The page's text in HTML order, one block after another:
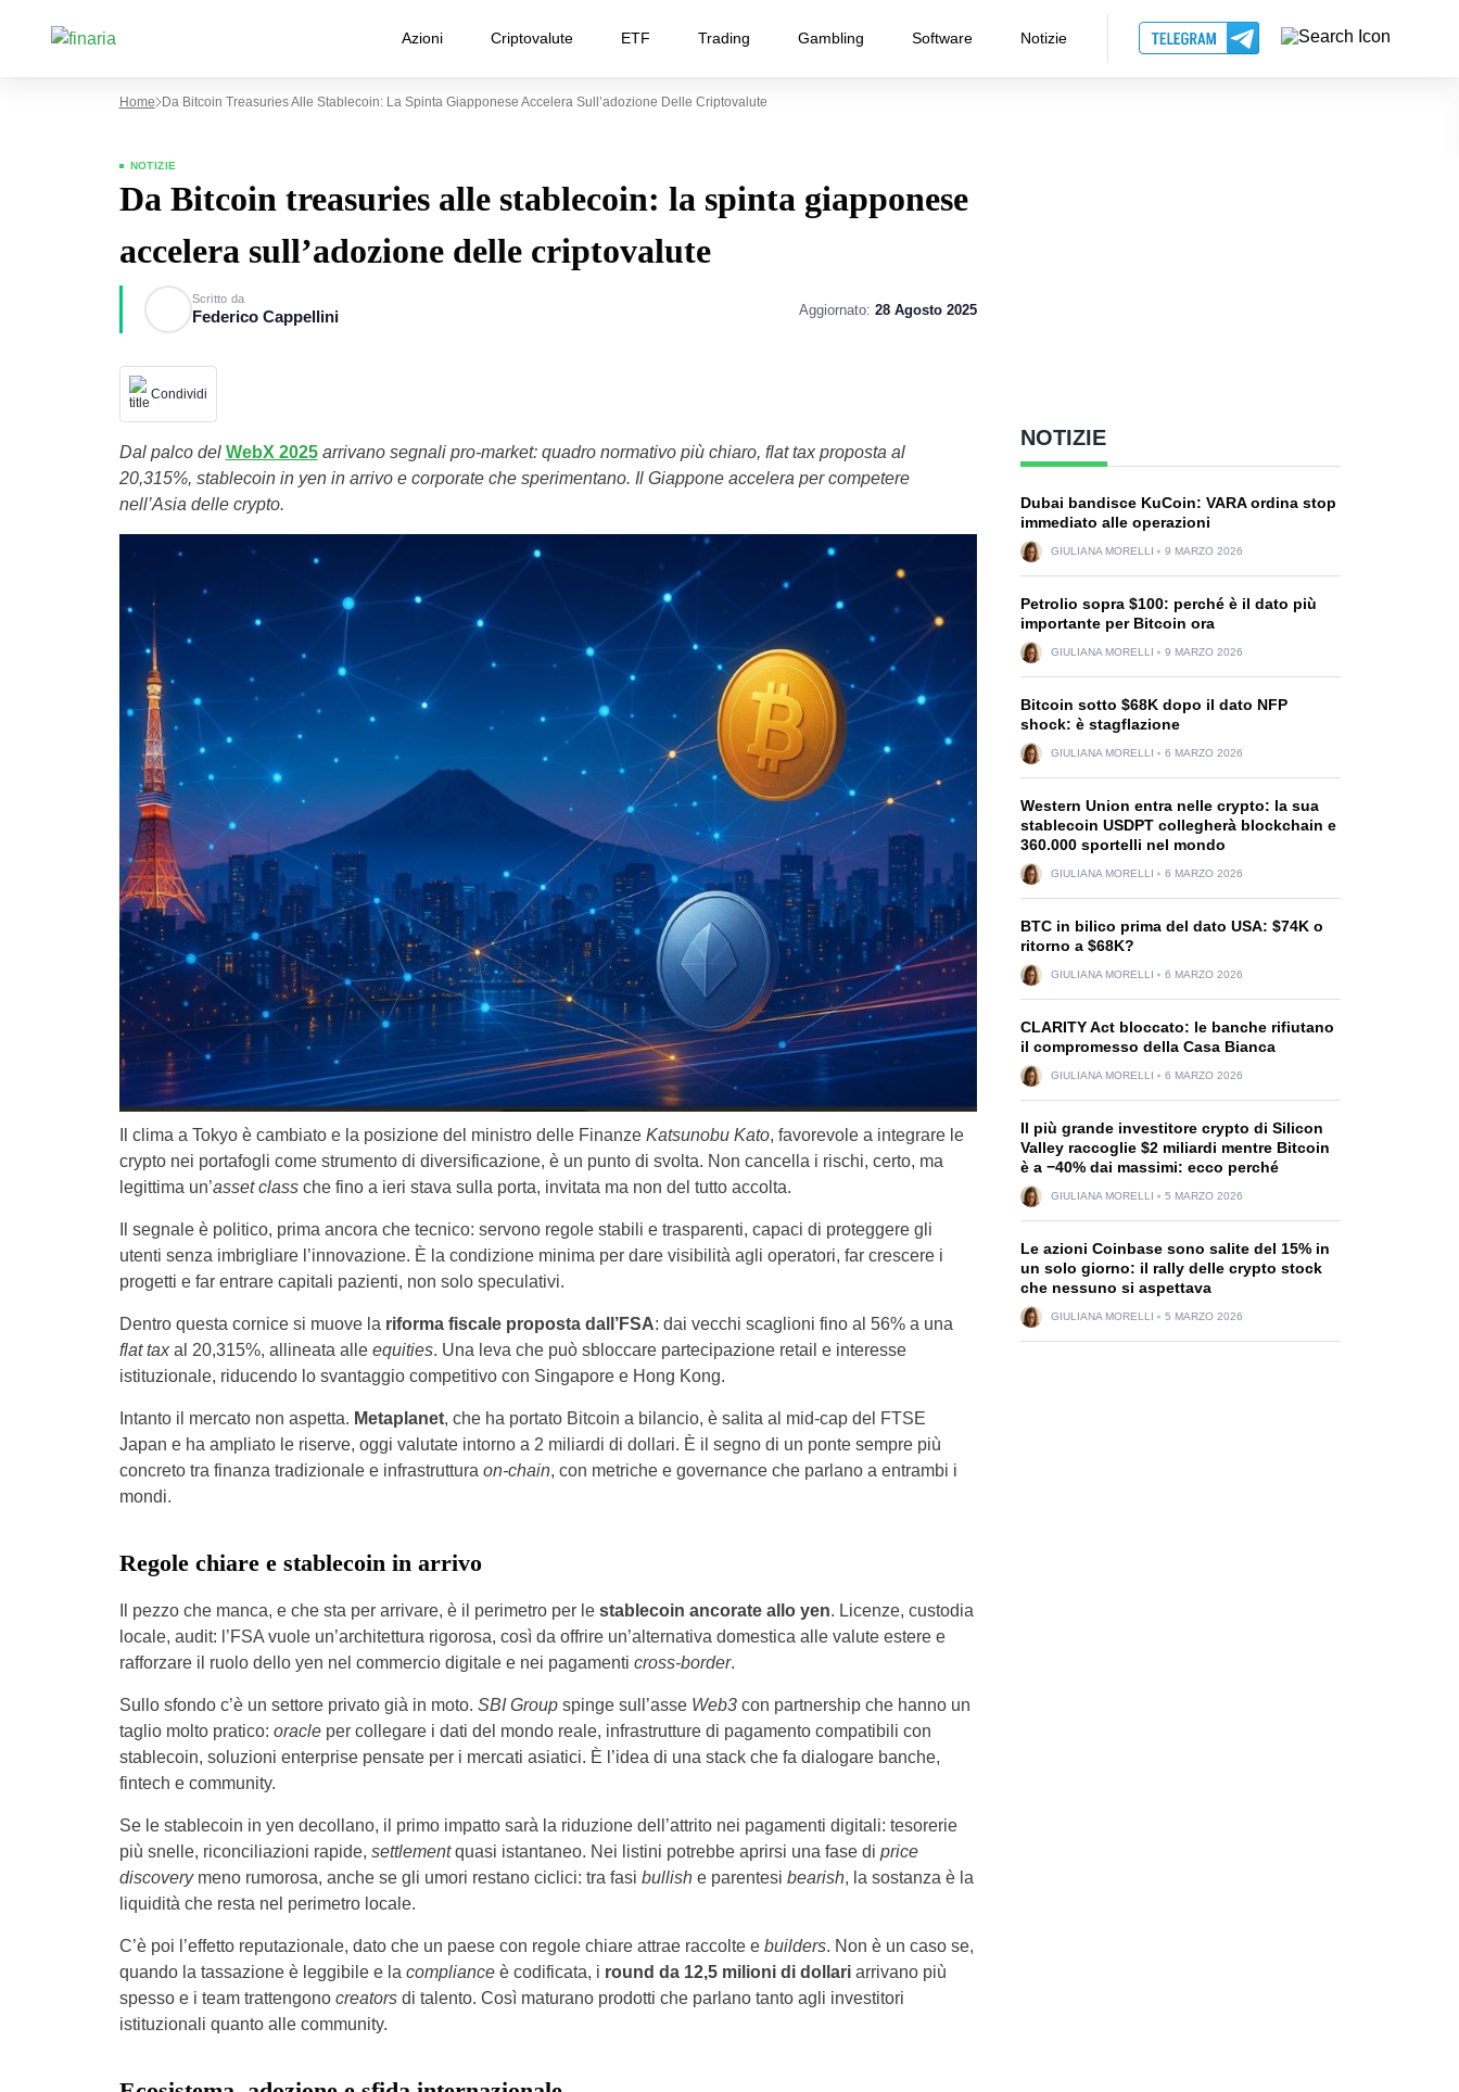
Azioni Criptovalute ETF Trading Gambling Software Notizie
Home Da Bitcoin Treasuries Alle Stablecoin: La Spinta Giapponese Accelera Sull’adozione Delle Criptovalute
NOTIZIE
Da Bitcoin treasuries alle stablecoin: la spinta giapponese
accelera sull’adozione delle criptovalute
Scritto da
Federico Cappellini Aggiornato: 28 Agosto 2025
Condividi
Dal palco del WebX 2025arrivano segnali pro-market: quadro normativo più chiaro, flat tax proposta al
20,315%, stablecoin in yen in arrivo e corporate che sperimentano. Il Giappone accelera per competere
nell’Asia delle crypto.
Il clima a Tokyo è cambiato e la posizione del ministro delle Finanze Katsunobu Kato, favorevole a integrare le
crypto nei portafogli come strumento di diversificazione, è un punto di svolta. Non cancella i rischi, certo, ma
legittima un’asset classche fino a ieri stava sulla porta, invitata ma non del tutto accolta.
Il segnale è politico, prima ancora che tecnico: servono regole stabili e trasparenti, capaci di proteggere gli
utenti senza imbrigliare l’innovazione. È la condizione minima per dare visibilità agli operatori, far crescere i
progetti e far entrare capitali pazienti, non solo speculativi.
Dentro questa cornice si muove la riforma fiscale proposta dall’FSA: dai vecchi scaglioni fino al 56% a una
flat taxal 20,315%, allineata alle equities. Una leva che può sbloccare partecipazione retail e interesse
istituzionale, riducendo lo svantaggio competitivo con Singapore e Hong Kong.
Intanto il mercato non aspetta. Metaplanet, che ha portato Bitcoin a bilancio, è salita al mid-cap del FTSE
Japan e ha ampliato le riserve, oggi valutate intorno a 2 miliardi di dollari. È il segno di un ponte sempre più
concreto tra finanza tradizionale e infrastruttura on-chain, con metriche e governance che parlano a entrambi i
mondi.
Regole chiare e stablecoin in arrivo
Il pezzo che manca, e che sta per arrivare, è il perimetro per le stablecoin ancorate allo yen. Licenze, custodia
locale, audit: l’FSA vuole un’architettura rigorosa, così da offrire un’alternativa domestica alle valute estere e
rafforzare il ruolo dello yen nel commercio digitale e nei pagamenti cross-border.
Sullo sfondo c’è un settore privato già in moto. SBI Groupspinge sull’asse Web3con partnership che hanno un
taglio molto pratico: oracleper collegare i dati del mondo reale, infrastrutture di pagamento compatibili con
stablecoin, soluzioni enterprise pensate per i mercati asiatici. È l’idea di una stack che fa dialogare banche,
fintech e community.
Se le stablecoin in yen decollano, il primo impatto sarà la riduzione dell’attrito nei pagamenti digitali: tesorerie
più snelle, riconciliazioni rapide, settlementquasi istantaneo. Nei listini potrebbe aprirsi una fase di price
discoverymeno rumorosa, anche se gli umori restano ciclici: tra fasi bullishe parentesi bearish, la sostanza è la
liquidità che resta nel perimetro locale.
C’è poi l’effetto reputazionale, dato che un paese con regole chiare attrae raccolte e builders. Non è un caso se,
quando la tassazione è leggibile e la complianceè codificata, i round da 12,5 milioni di dollari arrivano più
spesso e i team trattengono creatorsdi talento. Così maturano prodotti che parlano tanto agli investitori
istituzionali quanto alle community.
NOTIZIE
Dubai bandisce KuCoin: VARA ordina stop
immediato alle operazioni
GIULIANA MORELLI 9 MARZO 2026
Petrolio sopra $100: perché è il dato più
importante per Bitcoin ora
GIULIANA MORELLI 9 MARZO 2026
Bitcoin sotto $68K dopo il dato NFP
shock: è stagflazione
GIULIANA MORELLI 6 MARZO 2026
Western Union entra nelle crypto: la sua
stablecoin USDPT collegherà blockchain e
360.000 sportelli nel mondo
GIULIANA MORELLI 6 MARZO 2026
BTC in bilico prima del dato USA: $74K o
ritorno a $68K?
GIULIANA MORELLI 6 MARZO 2026
CLARITY Act bloccato: le banche rifiutano
il compromesso della Casa Bianca
GIULIANA MORELLI 6 MARZO 2026
Il più grande investitore crypto di Silicon
Valley raccoglie $2 miliardi mentre Bitcoin
è a −40% dai massimi: ecco perché
GIULIANA MORELLI 5 MARZO 2026
Le azioni Coinbase sono salite del 15% in
un solo giorno: il rally delle crypto stock
che nessuno si aspettava
GIULIANA MORELLI 5 MARZO 2026